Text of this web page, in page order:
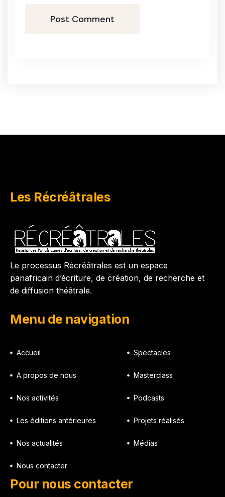
Post Comment
Les Récréâtrales
Le processus Récréâtrales est un espace
panafricain d’écriture, de création, de recherche et
de diffusion théâtrale.
Menu de navigation
Accueil
A propos de nous
Nos activités
Les éditions antérieures
Nos actualités
Nous contacter
Spectacles
Masterclass
Podcasts
Projets réalisés
Médias
Pour nous contacter